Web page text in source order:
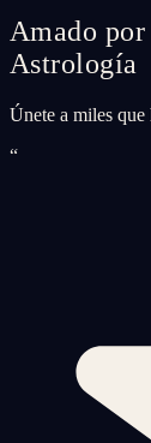
Amado por
Astrología
Únete a miles
“